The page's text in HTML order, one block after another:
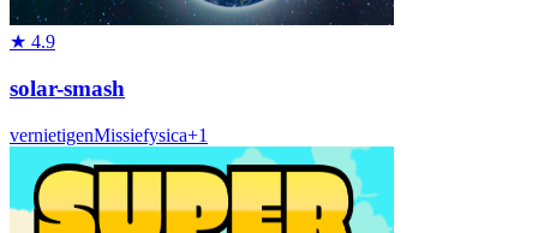
★ 4.9
solar-smash
vernietigenMissiefysica+1